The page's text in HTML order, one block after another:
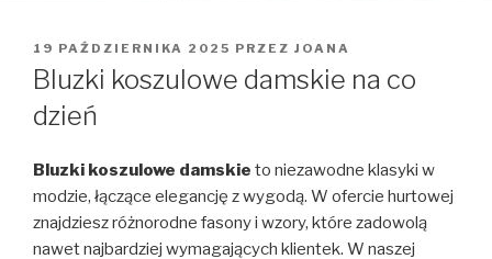
OPUBLIKOWANE
W
19 PAŹDZIERNIKA 2025 PRZEZ JOANA
Bluzki koszulowe damskie na co
dzień
Bluzki koszulowe damskie to niezawodne klasyki w
modzie, łączące elegancję z wygodą. W ofercie hurtowej
znajdziesz różnorodne fasony i wzory, które zadowolą
nawet najbardziej wymagających klientek. W naszej